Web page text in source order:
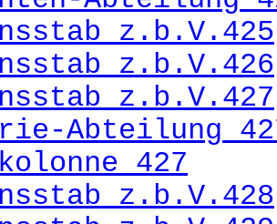
z.b.V.425
z.b.V.426
z.b.V.427
Abteilung
427
z.b.V.428